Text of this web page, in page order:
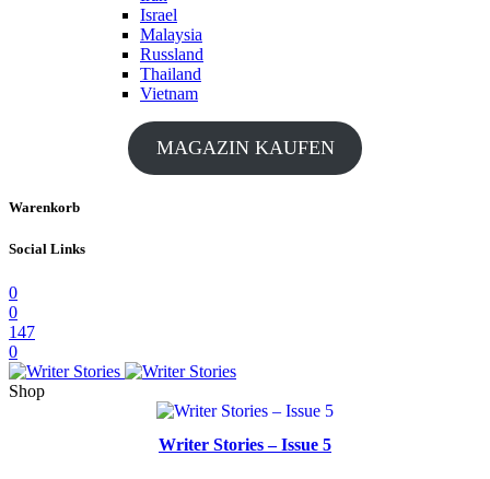
Israel
Malaysia
Russland
Thailand
Vietnam
MAGAZIN KAUFEN
Warenkorb
Social Links
0
0
147
0
Shop
Writer Stories – Issue 5